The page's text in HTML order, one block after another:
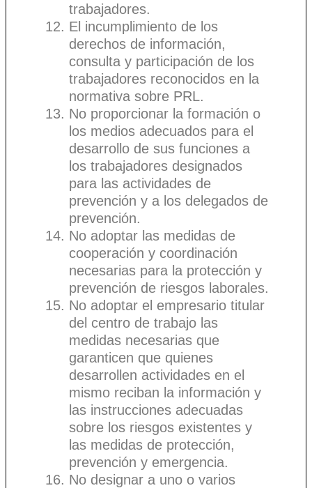
trabajadores.
El incumplimiento de los
derechos de información,
consulta y participación de los
trabajadores reconocidos en la
normativa sobre PRL.
No proporcionar la formación o
los medios adecuados para el
desarrollo de sus funciones a
los trabajadores designados
para las actividades de
prevención y a los delegados de
prevención.
No adoptar las medidas de
cooperación y coordinación
necesarias para la protección y
prevención de riesgos laborales.
No adoptar el empresario titular
del centro de trabajo las
medidas necesarias que
garanticen que quienes
desarrollen actividades en el
mismo reciban la información y
las instrucciones adecuadas
sobre los riesgos existentes y
las medidas de protección,
prevención y emergencia.
No designar a uno o varios